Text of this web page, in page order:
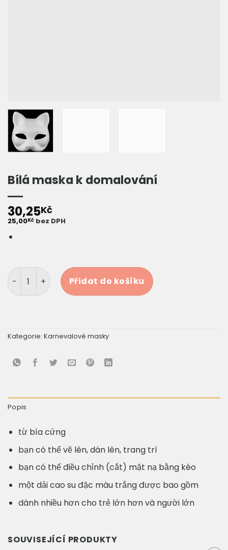
Bílá maska k domalování
30,25Kč
25,00Kč bez DPH
Bílá maska k domalování množství
Přidat do košíku
Kategorie: Karnevalové masky
Popis
từ bìa cứng
bạn có thể vẽ lên, dán lên, trang trí
bạn có thể điều chỉnh (cắt) mặt nạ bằng kéo
một dải cao su đặc màu trắng được bao gồm
dành nhiều hơn cho trẻ lớn hơn và người lớn
SOUVISEJÍCÍ PRODUKTY